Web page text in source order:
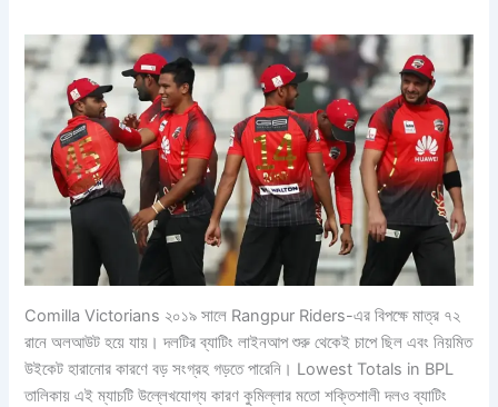
Comilla Victorians ২০১৯ সালে Rangpur Riders-এর বিপক্ষে মাত্র ৭২
রানে অলআউট হয়ে যায়। দলটির ব্যাটিং লাইনআপ শুরু থেকেই চাপে ছিল এবং নিয়মিত
উইকেট হারানোর কারণে বড় সংগ্রহ গড়তে পারেনি। Lowest Totals in BPL
তালিকায় এই ম্যাচটি উল্লেখযোগ্য কারণ কুমিল্লার মতো শক্তিশালী দলও ব্যাটিং